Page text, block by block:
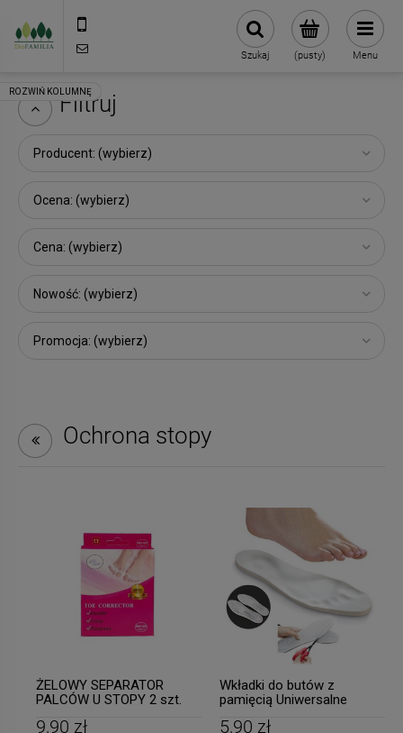
(pusty)
Szukaj Menu
Filtruj
Producent: (wybierz)
Ocena: (wybierz)
Cena: (wybierz)
Nowość: (wybierz)
Promocja: (wybierz)
Ochrona stopy
ŻELOWY SEPARATOR
PALCÓW U STOPY 2 szt.
9,90 zł
Wkładki do butów z
pamięcią Uniwersalne
5,90 zł